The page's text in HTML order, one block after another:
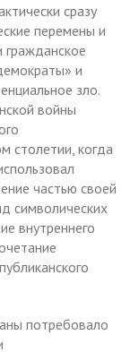
сразу
перемены и
и
зло.
войны
столетии, когда
частью своей
символических
внутреннего
потребовало